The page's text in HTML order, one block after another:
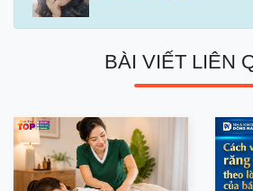
BÀI VIẾT LIÊN